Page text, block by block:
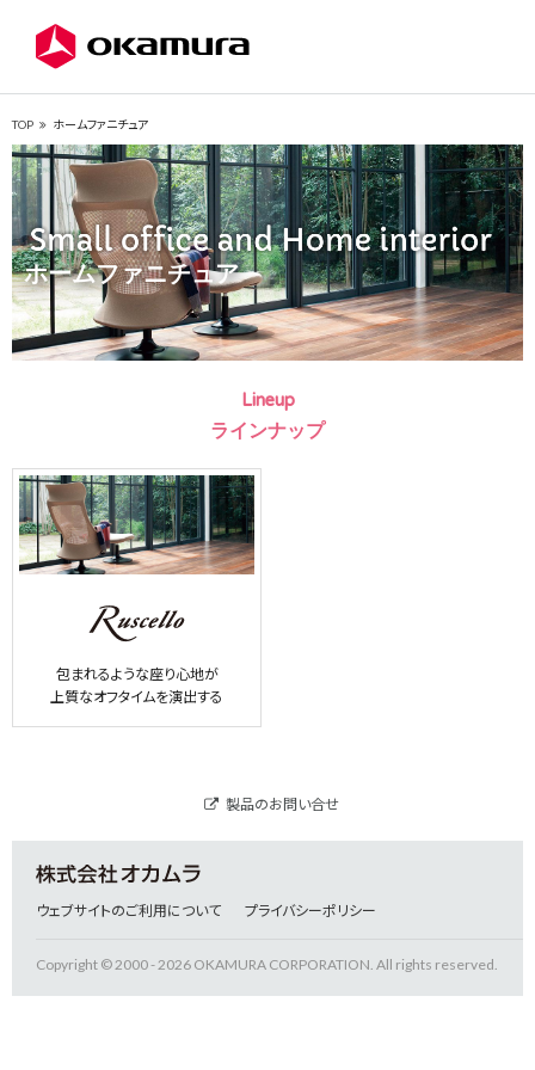
TOP ホームファニチュア
ホームファニチュア
Lineup
ラインナップ
包まれるような座り心地が
上質なオフタイムを演出する
製品のお問い合せ
ウェブサイトのご利用について プライバシーポリシー
Copyright © 2000 - 2026 OKAMURA CORPORATION. All rights reserved.